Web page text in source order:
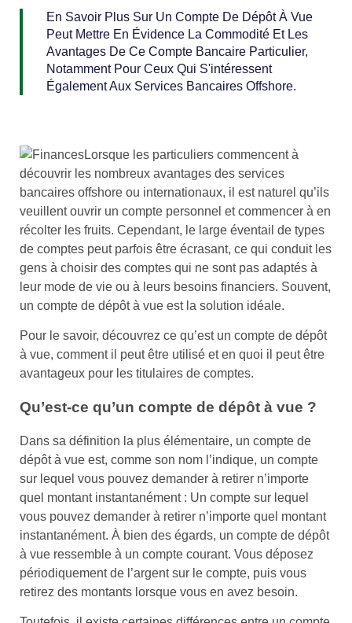
En Savoir Plus Sur Un Compte De Dépôt À Vue
Peut Mettre En Évidence La Commodité Et Les
Avantages De Ce Compte Bancaire Particulier,
Notamment Pour Ceux Qui S'intéressent
Également Aux Services Bancaires Offshore.
Lorsque les particuliers commencent à
découvrir les nombreux avantages des services
bancaires offshore ou internationaux, il est naturel qu’ils
veuillent ouvrir un compte personnel et commencer à en
récolter les fruits. Cependant, le large éventail de types
de comptes peut parfois être écrasant, ce qui conduit les
gens à choisir des comptes qui ne sont pas adaptés à
leur mode de vie ou à leurs besoins financiers. Souvent,
un compte de dépôt à vue est la solution idéale.
Pour le savoir, découvrez ce qu’est un compte de dépôt
à vue, comment il peut être utilisé et en quoi il peut être
avantageux pour les titulaires de comptes.
Qu’est-ce qu’un compte de dépôt à vue ?
Dans sa définition la plus élémentaire, un compte de
dépôt à vue est, comme son nom l’indique, un compte
sur lequel vous pouvez demander à retirer n’importe
quel montant instantanément : Un compte sur lequel
vous pouvez demander à retirer n’importe quel montant
instantanément. À bien des égards, un compte de dépôt
à vue ressemble à un compte courant. Vous déposez
périodiquement de l’argent sur le compte, puis vous
retirez des montants lorsque vous en avez besoin.